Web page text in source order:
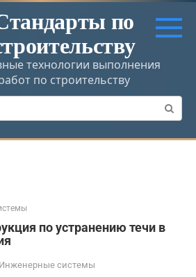
по
технологии выполнения
по строительству
по устранению течи в
Инженерные системы